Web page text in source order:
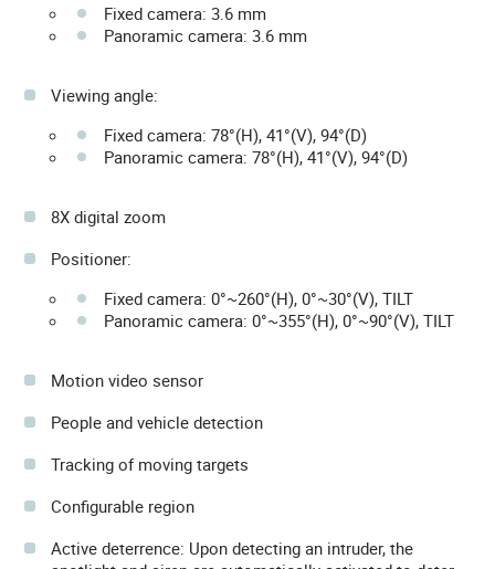
Fixed camera: 3.6 mm
Panoramic camera: 3.6 mm
Viewing angle:
Fixed camera: 78°(H), 41°(V), 94°(D)
Panoramic camera: 78°(H), 41°(V), 94°(D)
8X digital zoom
Positioner:
Fixed camera: 0°~260°(H), 0°~30°(V), TILT
Panoramic camera: 0°~355°(H), 0°~90°(V), TILT
Motion video sensor
People and vehicle detection
Tracking of moving targets
Configurable region
Active deterrence: Upon detecting an intruder, the